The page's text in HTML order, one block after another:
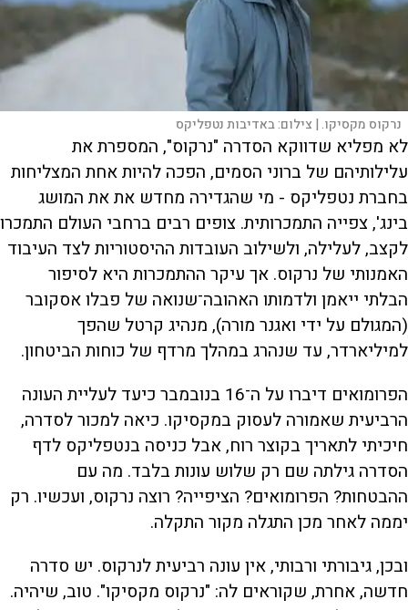
נרקוס מקסיקו. | צילום:באדיבות נטפליקס
לא מפליא שדווקא הסדרה "נרקוס", המספרת את
עלילותיהם של ברוני הסמים, הפכה להיות אחת המצליחות
בחברת נטפליקס - מי שהגדירה מחדש את את המושג
בינג', צפייה התמכרותית. צופים רבים ברחבי העולם התמכרו
לקצב, לעלילה, ולשילוב העובדות ההיסטוריות לצד העיבוד
האמנותי של נרקוס. אך עיקר ההתמכרות היא לסיפור
הבלתי ייאמן ולדמותו האהובה־שנואה של פבלו אסקובר
(המגולם על ידי ואגנר מורה), מנהיג קרטל שהפך
למיליארדר, עד שנהרג במהלך מרדף של כוחות הביטחון.
הפרומואים דיברו על ה־16 בנובמבר כיעד לעליית העונה
הרביעית שאמורה לעסוק במקסיקו. כיאה למכור לסדרה,
חיכיתי לתאריך בקוצר רוח, אבל כניסה בנטפליקס לדף
הסדרה גילתה שם רק שלוש עונות בלבד. מה עם
ההבטחות? הפרומואים? הציפייה? רוצה נרקוס, ועכשיו. רק
יממה לאחר מכן התגלה מקור התקלה.
ובכן, גיבורתי ורבותי, אין עונה רביעית לנרקוס. יש סדרה
חדשה, אחרת, שקוראים לה: "נרקוס מקסיקו". טוב, שיהיה.